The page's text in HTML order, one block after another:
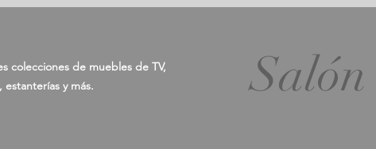
colecciones de muebles de TV,
estanterías y más.
Salón